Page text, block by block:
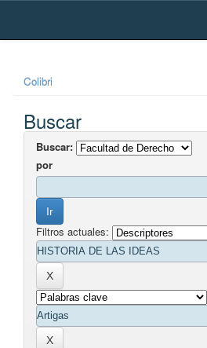
Skip
Colibri
Buscar
Buscar:
por
Filtros actuales: